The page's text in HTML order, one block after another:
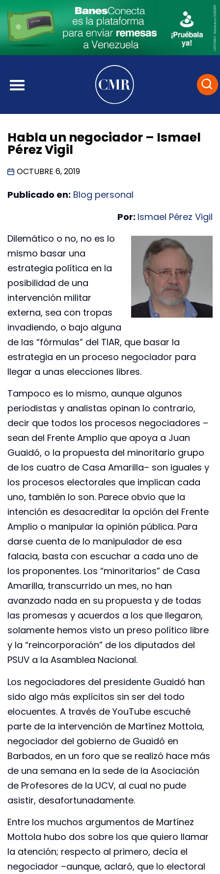
Habla un negociador – Ismael
Pérez Vigil
OCTUBRE 6, 2019
Publicado en: Blog personal
Por: Ismael Pérez Vigil
Dilemático o no, no es lo
mismo basar una
estrategia política en la
posibilidad de una
intervención militar
externa, sea con tropas
invadiendo, o bajo alguna
de las “fórmulas” del TIAR, que basar la
estrategia en un proceso negociador para
llegar a unas elecciones libres.
Tampoco es lo mismo, aunque algunos
periodistas y analistas opinan lo contrario,
decir que todos los procesos negociadores –
sean del Frente Amplio que apoya a Juan
Guaidó, o la propuesta del minoritario grupo
de los cuatro de Casa Amarilla– son iguales y
los procesos electorales que implican cada
uno, también lo son. Parece obvio que la
intención es desacreditar la opción del Frente
Amplio o manipular la opinión pública. Para
darse cuenta de lo manipulador de esa
falacia, basta con escuchar a cada uno de
los proponentes. Los “minoritarios” de Casa
Amarilla, transcurrido un mes, no han
avanzado nada en su propuesta y de todas
las promesas y acuerdos a los que llegaron,
solamente hemos visto un preso político libre
y la “reincorporación” de los diputados del
PSUV a la Asamblea Nacional.
Los negociadores del presidente Guaidó han
sido algo más explícitos sin ser del todo
elocuentes. A través de YouTube escuché
parte de la intervención de Martínez Mottola,
negociador del gobierno de Guaidó en
Barbados, en un foro que se realizó hace más
de una semana en la sede de la Asociación
de Profesores de la UCV, al cual no pude
asistir, desafortunadamente.
Entre los muchos argumentos de Martínez
Mottola hubo dos sobre los que quiero llamar
la atención; respecto al primero, decía el
negociador –aunque, aclaró, que lo electoral